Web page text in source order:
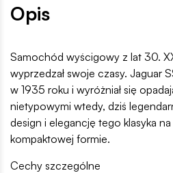
Opis
Samochód wyścigowy z lat 30.
wyprzedzał swoje czasy. Jaguar
w 1935 roku i wyróżniał się
nietypowymi wtedy, dziś
design i elegancję tego klasyka
kompaktowej formie.
Cechy szczególne